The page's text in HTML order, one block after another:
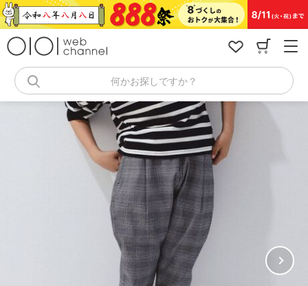
コ
ン
キ
何かお探しですか？